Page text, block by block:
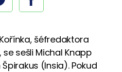
šéfredaktora
sešli Michal Knapp
(Insia). Pokud